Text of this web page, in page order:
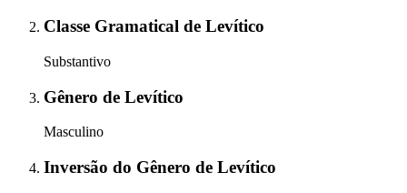
Classe Gramatical de Levítico
Substantivo
Gênero de Levítico
Masculino
Inversão do Gênero de Levítico